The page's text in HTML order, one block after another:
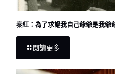
秦紅：為了求證我自己爺爺是我爺
閱讀更多